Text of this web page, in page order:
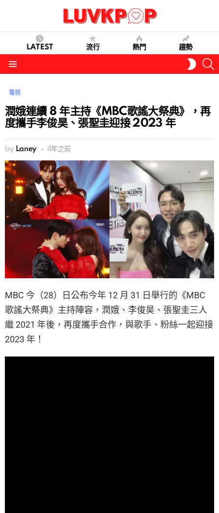
LATEST 流行 熱門 趨勢
SKIN
電視
潤娥連續 8 年主持《MBC歌謠大祭典》，再
度攜手李俊昊、張聖圭迎接 2023 年
by Laney 4年之前
MBC 今（28）日公布今年 12 月 31 日舉行的《MBC
歌謠大祭典》主持陣容，潤娥、李俊昊、張聖圭三人
繼 2021 年後，再度攜手合作，與歌手、粉絲一起迎接
2023 年！